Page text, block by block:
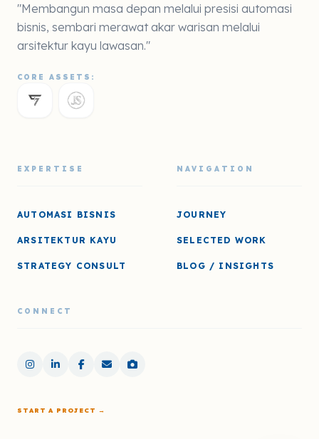
"Membangun masa depan melalui presisi automasi
bisnis, sembari merawat akar warisan melalui
arsitektur kayu lawasan."
CORE ASSETS:
EXPERTISE
AUTOMASI BISNIS
ARSITEKTUR KAYU
STRATEGY CONSULT
NAVIGATION
JOURNEY
SELECTED WORK
BLOG / INSIGHTS
CONNECT
START A PROJECT →